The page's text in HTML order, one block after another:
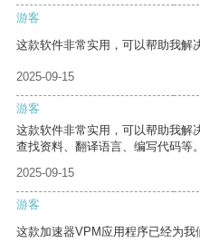
游客
这款软件非常实用，可以帮助我解
2025-09-15
游客
这款软件非常实用，可以帮助我解
查找资料、翻译语言、编写代码等。
2025-09-15
游客
这款加速器VPM应用程序已经为我